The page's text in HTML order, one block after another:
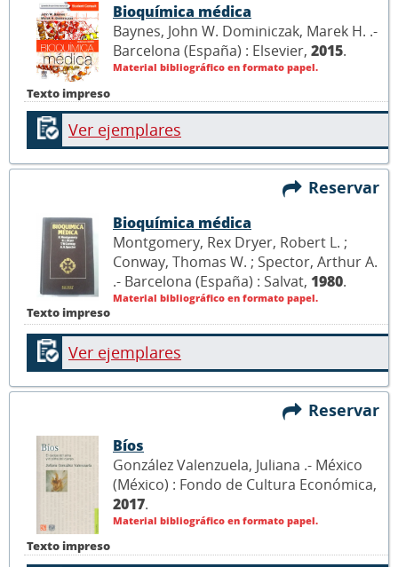
Texto impreso
Bioquímica médica
Baynes, John W. Dominiczak, Marek H. .-
Barcelona (España) : Elsevier, 2015.
Material bibliográfico en formato papel.
Ver ejemplares
Reservar
Texto impreso
Bioquímica médica
Montgomery, Rex Dryer, Robert L. ;
Conway, Thomas W. ; Spector, Arthur A.
.- Barcelona (España) : Salvat, 1980.
Material bibliográfico en formato papel.
Ver ejemplares
Reservar
Texto impreso
Bíos
González Valenzuela, Juliana .- México
(México) : Fondo de Cultura Económica,
2017.
Material bibliográfico en formato papel.